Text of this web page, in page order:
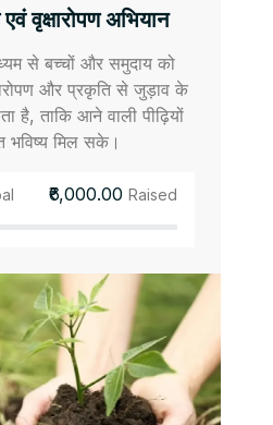
वृक्षारोपण अभियान
से बच्चों और समुदाय को
और प्रकृति से जुड़ाव के
है, ताकि आने वाली पीढ़ियों
भविष्य मिल सके।
₹6,000.00 Raised